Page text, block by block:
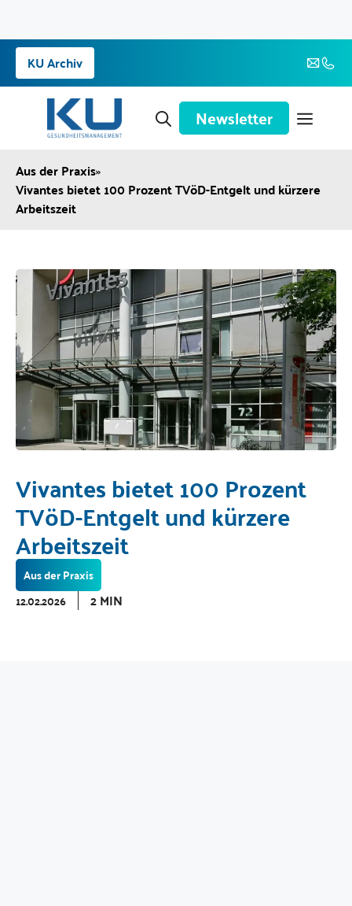
Zum
Inhalt
springen
KU Archiv
Newsletter
Aus der Praxis»
Vivantes bietet 100 Prozent TVöD-Entgelt und kürzere
Arbeitszeit
Vivantes bietet 100 Prozent
TVöD-Entgelt und kürzere
Arbeitszeit
Aus der Praxis
12.02.2026
2 MIN